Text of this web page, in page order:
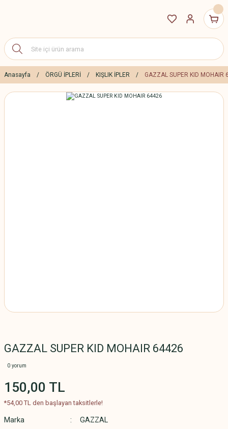
Anasayfa ÖRGÜ İPLERİ KIŞLIK İPLER GAZZAL SUPER KID MOHAIR
GAZZAL SUPER KID MOHAIR 64426
0 yorum
150,00 TL
*54,00 TL den başlayan taksitlerle!
Marka GAZZAL